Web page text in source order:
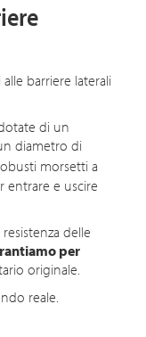
barriere laterali
di un
diametro di
morsetti a
entrare e uscire
delle
per
originale.
reale.